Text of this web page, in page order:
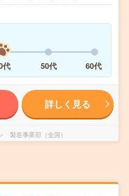
代 50代 60代
詳しく見る
製造事業部（全国）